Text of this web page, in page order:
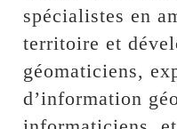
spécialistes en
territoire et
géomaticiens,
d’information